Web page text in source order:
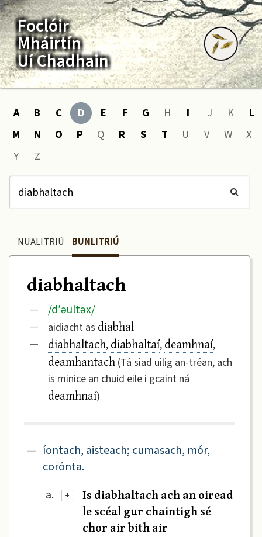
Foclóir
Mháirtín
Uí Chadhain
A B C D E F G H I J K
L
M
N O P Q R S T U V W
X
Y
Z
NUALITRIÚ BUNLITRIÚ
diabhaltach
— /d′əultəx/
— aidiacht as diabhal
— diabhaltach, diabhaltaí, deamhnaí,
deamhantach (Tá siad uilig an-tréan, ach
is minice an chuid eile i gcaint ná
deamhnaí)
— íontach, aisteach; cumasach, mór,
corónta.
a.
+
Is diabhaltach ach an oiread
le scéal gur chaintigh sé
chor air bith air